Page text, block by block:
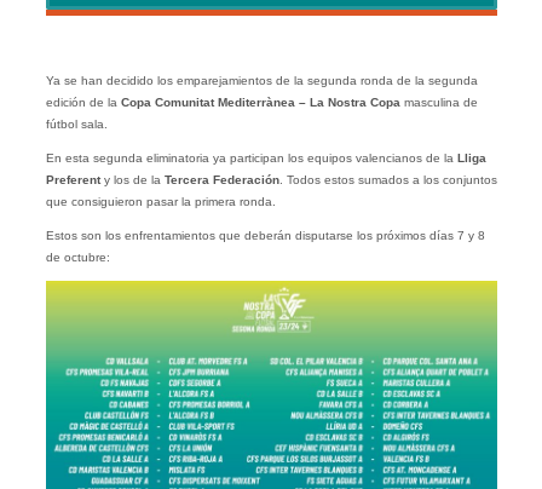
Ya se han decidido los emparejamientos de la segunda ronda de la segunda
edición de la Copa Comunitat Mediterrànea – La Nostra Copa masculina de
fútbol sala.
En esta segunda eliminatoria ya participan los equipos valencianos de la Lliga
Preferenty los de la Tercera Federación. Todos estos sumados a los conjuntos
que consiguieron pasar la primera ronda.
Estos son los enfrentamientos que deberán disputarse los próximos días 7 y 8
de octubre: